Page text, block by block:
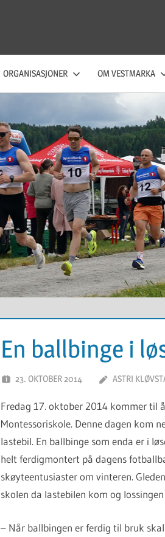
ORGANISASJONER OM VESTMARKA
En ballbinge i
23. OKTOBER 2014 ASTRI
Fredag 17. oktober 2014 kommer til
Montessoriskole. Denne dagen kom
lastebil. En ballbinge som enda er i
helt ferdigmontert på dagens
skøyteentusiaster om vinteren.
skolen da lastebilen kom og
– Når ballbingen er ferdig til bruk